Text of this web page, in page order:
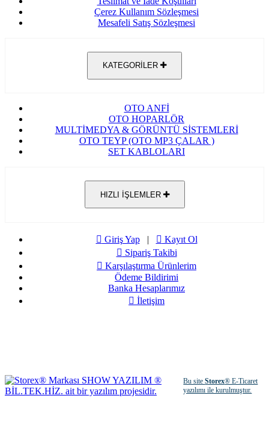
Çerez Kullanım Sözleşmesi
Mesafeli Satış Sözleşmesi
KATEGORİLER
OTO ANFİ
OTO HOPARLÖR
MULTİMEDYA & GÖRÜNTÜ SİSTEMLERİ
OTO TEYP (OTO MP3 ÇALAR )
SET KABLOLARI
HIZLI İŞLEMLER
Giriş Yap|
Kayıt Ol
Sipariş Takibi
Karşılaştırma Ürünlerim
Ödeme Bildirimi
Banka Hesaplarımız
İletişim
Bu siteStorex® E-Ticaret
yazılımı ile kurulmuştur.